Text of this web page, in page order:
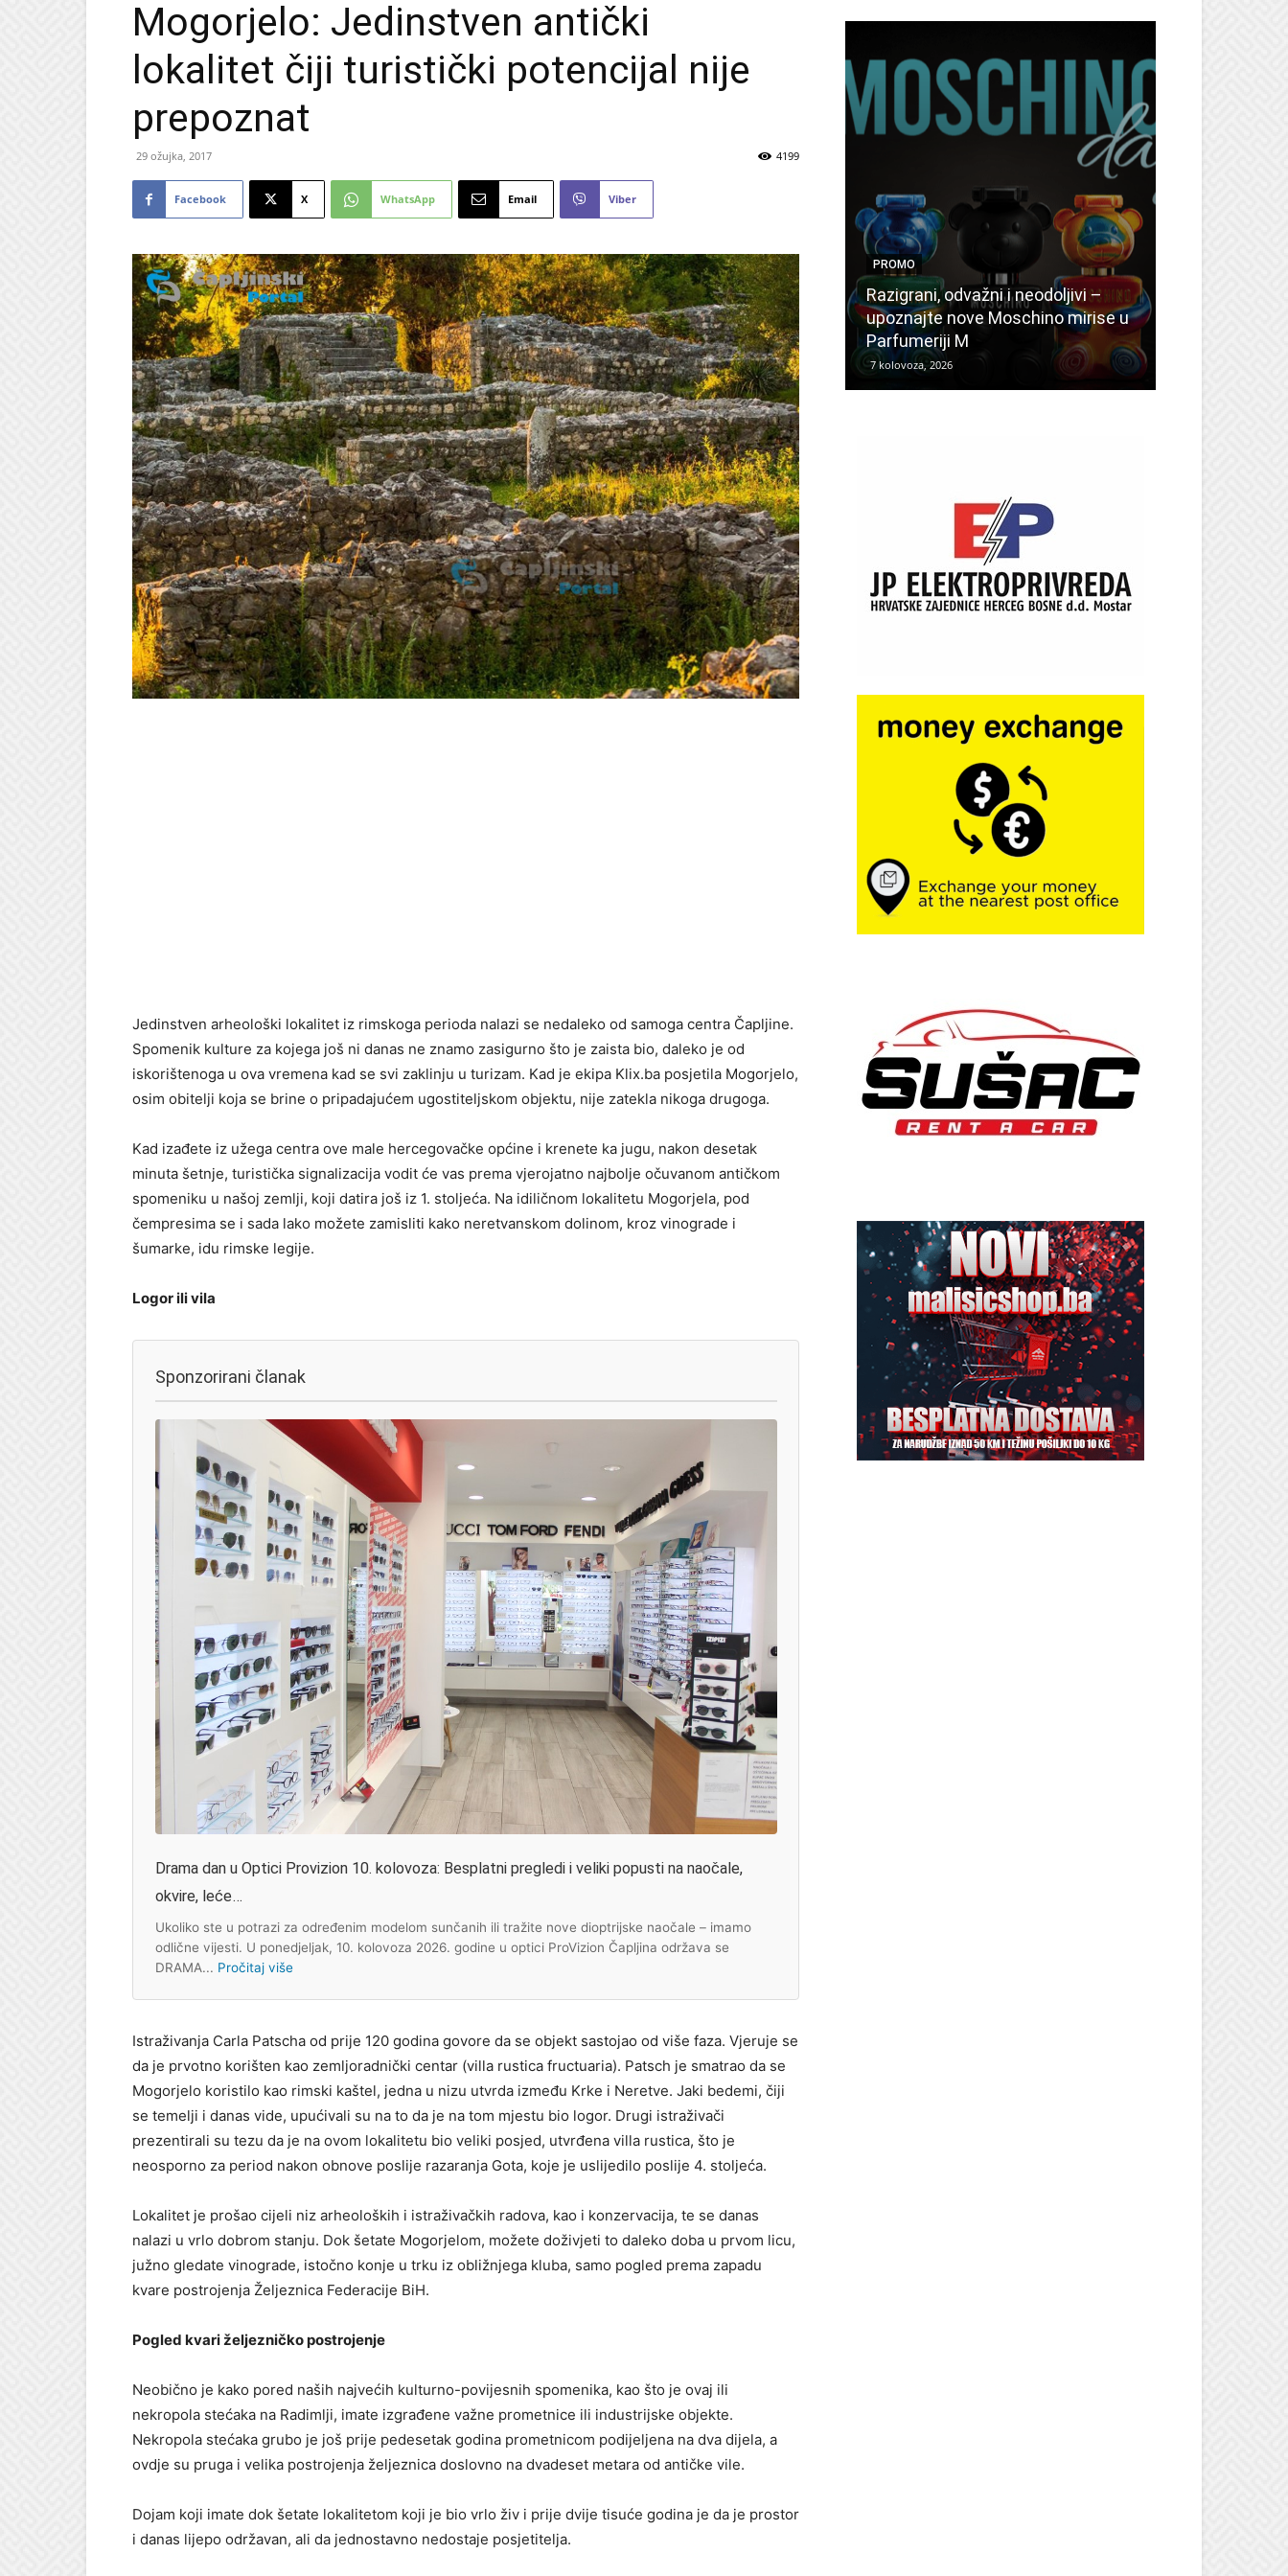
Mogorjelo: Jedinstven antički
lokalitet čiji turistički potencijal nije
prepoznat
29 ožujka, 2017 4199
Facebook X WhatsApp Email Viber
Jedinstven arheološki lokalitet iz rimskoga perioda nalazi se nedaleko od samoga centra Čapljine.
Spomenik kulture za kojega još ni danas ne znamo zasigurno što je zaista bio, daleko je od
iskorištenoga u ova vremena kad se svi zaklinju u turizam. Kad je ekipa Klix.ba posjetila Mogorjelo,
osim obitelji koja se brine o pripadajućem ugostiteljskom objektu, nije zatekla nikoga drugoga.
Kad izađete iz užega centra ove male hercegovačke općine i krenete ka jugu, nakon desetak
minuta šetnje, turistička signalizacija vodit će vas prema vjerojatno najbolje očuvanom antičkom
spomeniku u našoj zemlji, koji datira još iz 1. stoljeća. Na idiličnom lokalitetu Mogorjela, pod
čempresima se i sada lako možete zamisliti kako neretvanskom dolinom, kroz vinograde i
šumarke, idu rimske legije.
Logor ili vila
Sponzorirani članak
Drama dan u Optici Provizion 10. kolovoza: Besplatni pregledi i veliki popusti na naočale,
okvire, leće…
Ukoliko ste u potrazi za određenim modelom sunčanih ili tražite nove dioptrijske naočale – imamo
odlične vijesti. U ponedjeljak, 10. kolovoza 2026. godine u optici ProVizion Čapljina održava se
DRAMA... Pročitaj više
Istraživanja Carla Patscha od prije 120 godina govore da se objekt sastojao od više faza. Vjeruje se
da je prvotno korišten kao zemljoradnički centar (villa rustica fructuaria). Patsch je smatrao da se
Mogorjelo koristilo kao rimski kaštel, jedna u nizu utvrda između Krke i Neretve. Jaki bedemi, čiji
se temelji i danas vide, upućivali su na to da je na tom mjestu bio logor. Drugi istraživači
prezentirali su tezu da je na ovom lokalitetu bio veliki posjed, utvrđena villa rustica, što je
neosporno za period nakon obnove poslije razaranja Gota, koje je uslijedilo poslije 4. stoljeća.
Lokalitet je prošao cijeli niz arheoloških i istraživačkih radova, kao i konzervacija, te se danas
nalazi u vrlo dobrom stanju. Dok šetate Mogorjelom, možete doživjeti to daleko doba u prvom licu,
južno gledate vinograde, istočno konje u trku iz obližnjega kluba, samo pogled prema zapadu
kvare postrojenja Željeznica Federacije BiH.
Pogled kvari željezničko postrojenje
Neobično je kako pored naših najvećih kulturno-povijesnih spomenika, kao što je ovaj ili
nekropola stećaka na Radimlji, imate izgrađene važne prometnice ili industrijske objekte.
Nekropola stećaka grubo je još prije pedesetak godina prometnicom podijeljena na dva dijela, a
ovdje su pruga i velika postrojenja željeznica doslovno na dvadeset metara od antičke vile.
Dojam koji imate dok šetate lokalitetom koji je bio vrlo živ i prije dvije tisuće godina je da je prostor
i danas lijepo održavan, ali da jednostavno nedostaje posjetitelja.
PROMO
Razigrani, odvažni i neodoljivi –
upoznajte nove Moschino mirise u
Parfumeriji M
7 kolovoza, 2026